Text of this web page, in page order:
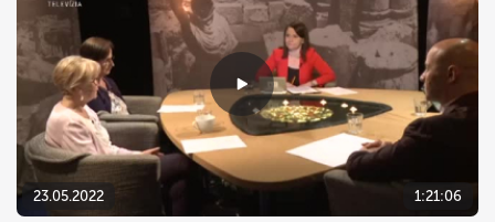
23.05.2022 1:21:06